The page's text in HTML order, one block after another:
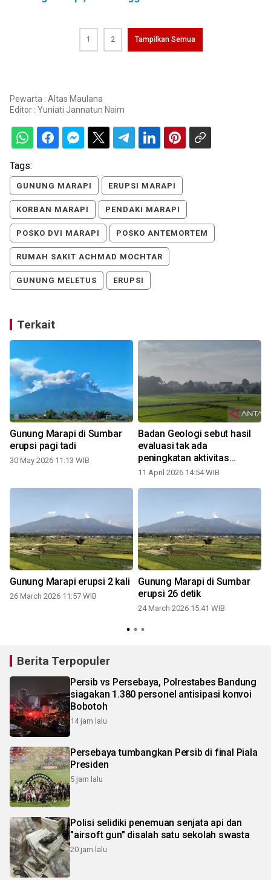
1 2 Tampilkan Semua
Pewarta : Altas Maulana
Editor : Yuniati Jannatun Naim
Tags:
GUNUNG MARAPI ERUPSI MARAPI
KORBAN MARAPI PENDAKI MARAPI
POSKO DVI MARAPI POSKO ANTEMORTEM
RUMAH SAKIT ACHMAD MOCHTAR
GUNUNG MELETUS ERUPSI
Terkait
Gunung Marapi di Sumbar
erupsi pagi tadi
30 May 2026 11:13 WIB
Badan Geologi sebut hasil
evaluasi tak ada
peningkatan aktivitas
Gunung Marapi
11 April 2026 14:54 WIB
Gunung Marapi erupsi 2 kali
26 March 2026 11:57 WIB
Gunung Marapi di Sumbar
erupsi 26 detik
24 March 2026 15:41 WIB
Berita Terpopuler
Persib vs Persebaya, Polrestabes Bandung
siagakan 1.380 personel antisipasi konvoi
Bobotoh
14 jam lalu
Persebaya tumbangkan Persib di final Piala
Presiden
5 jam lalu
Polisi selidiki penemuan senjata api dan
"airsoft gun" disalah satu sekolah swasta
20 jam lalu